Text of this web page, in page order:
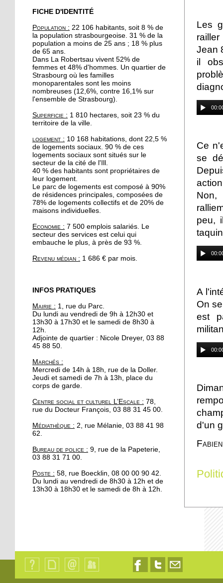
Avec l'atelier "à vos
binettes", on nourrit le sol
sans produits chimiques
10 octobre 2018
Initier les seniors aux
cosmétiques naturels
10 octobre 2018
débarque à l'Escale
19 octobre 2017
Le quartier reste une
valeur sûre pour les
promoteurs immobiliers
19 octobre 2017
A l'Escale, Halloween se
19 octobre 2017
Le barrage de la
Robertsau sous bonne
18 octobre 2017
" Y a pas d'âge pour le
yoga !"
17 octobre 2017
portée de main
17 octobre 2017
Se redresser grâce au
Parcours
Automne fleuri pour les
commerces à la
Robertsau
13 octobre 2017
Apéro Compost à l'Escale
: un deuxième rendez-
vous manqué
FICHE D'IDENTITÉ
Population : 22 106 habitants, soit 8 % de
la population strasbourgeoise. 31 % de la
population a moins de 25 ans ; 18 % plus
de 65 ans.
Dans La Robertsau vivent 52% de
femmes et 48% d'hommes. Un quartier de
Strasbourg où les familles
monoparentales sont les moins
nombreuses (12,6%, contre 16,1% sur
l'ensemble de Strasbourg).
Superficie : 1 810 hectares, soit 23 % du
territoire de la ville.
logement : 10 168 habitations, dont 22,5 %
de logements sociaux. 90 % de ces
logements sociaux sont situés sur le
secteur de la cité de l'Ill.
40 % des habitants sont propriétaires de
leur logement.
Le parc de logements est composé à 90%
de résidences principales, composées de
78% de logements collectifs et de 20% de
maisons individuelles.
Economie : 7 500 emplois salariés. Le
secteur des services est celui qui
embauche le plus, à près de 93 %.
Revenu médian : 1 686 € par mois.
INFOS PRATIQUES
Mairie : 1, rue du Parc.
Du lundi au vendredi de 9h à 12h30 et
13h30 à 17h30 et le samedi de 8h30 à
12h.
Adjointe de quartier : Nicole Dreyer, 03 88
45 88 50.
Marchés :
Mercredi de 14h à 18h, rue de la Doller.
Jeudi et samedi de 7h à 13h, place du
corps de garde.
Centre social et culturel L’Escale : 78,
rue du Docteur François, 03 88 31 45 00.
Médiathèque : 2, rue Mélanie, 03 88 41 98
62.
Bureau de police : 9, rue de la Papeterie,
03 88 31 71 00.
Poste : 58, rue Boecklin, 08 00 00 90 42.
Du lundi au vendredi de 8h30 à 12h et de
13h30 à 18h30 et le samedi de 8h à 12h.
Les
Jean
il
Ce
se
peu,
A
On
est
d'un